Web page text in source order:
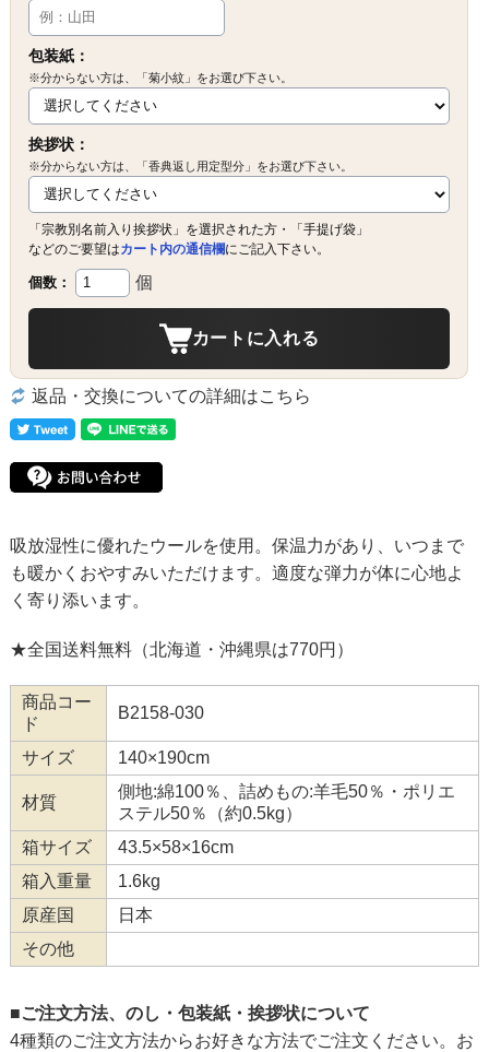
包装紙：
※分からない方は、「菊小紋」をお選び下さい。
挨拶状：
※分からない方は、「香典返し用定型分」をお選び下さい。
「宗教別名前入り挨拶状」を選択された方・「手提げ袋」
などのご要望はカート内の通信欄にご記入下さい。
個数： 個
カートに入れる
返品・交換についての詳細はこちら
吸放湿性に優れたウールを使用。保温力があり、いつまで
も暖かくおやすみいただけます。適度な弾力が体に心地よ
く寄り添います。
★全国送料無料（北海道・沖縄県は770円）
商品コー
ド
B2158-030
サイズ 140×190cm
材質
側地:綿100％、詰めもの:羊毛50％・ポリエ
ステル50％（約0.5kg）
箱サイズ
43.5×58×16cm
箱入重量
1.6kg
原産国
日本
その他
■ご注文方法、のし・包装紙・挨拶状について
4種類のご注文方法からお好きな方法でご注文ください。お